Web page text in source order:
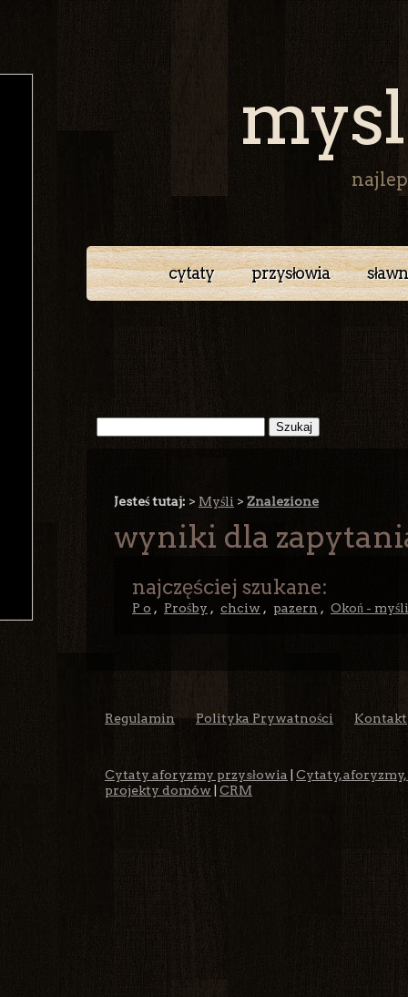
cytaty przysłowia
Jesteś tutaj: > Myśli > Znalezione
wyniki dla
najczęściej szukane:
P o , Prośby , chciw , pazern , Okoń - myśli
Regulamin Polityka Prywatności Kontakt
Cytaty aforyzmy przysłowia
Cytaty,
projekty domów
CRM